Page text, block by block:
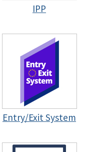
IPP
Entry/Exit System